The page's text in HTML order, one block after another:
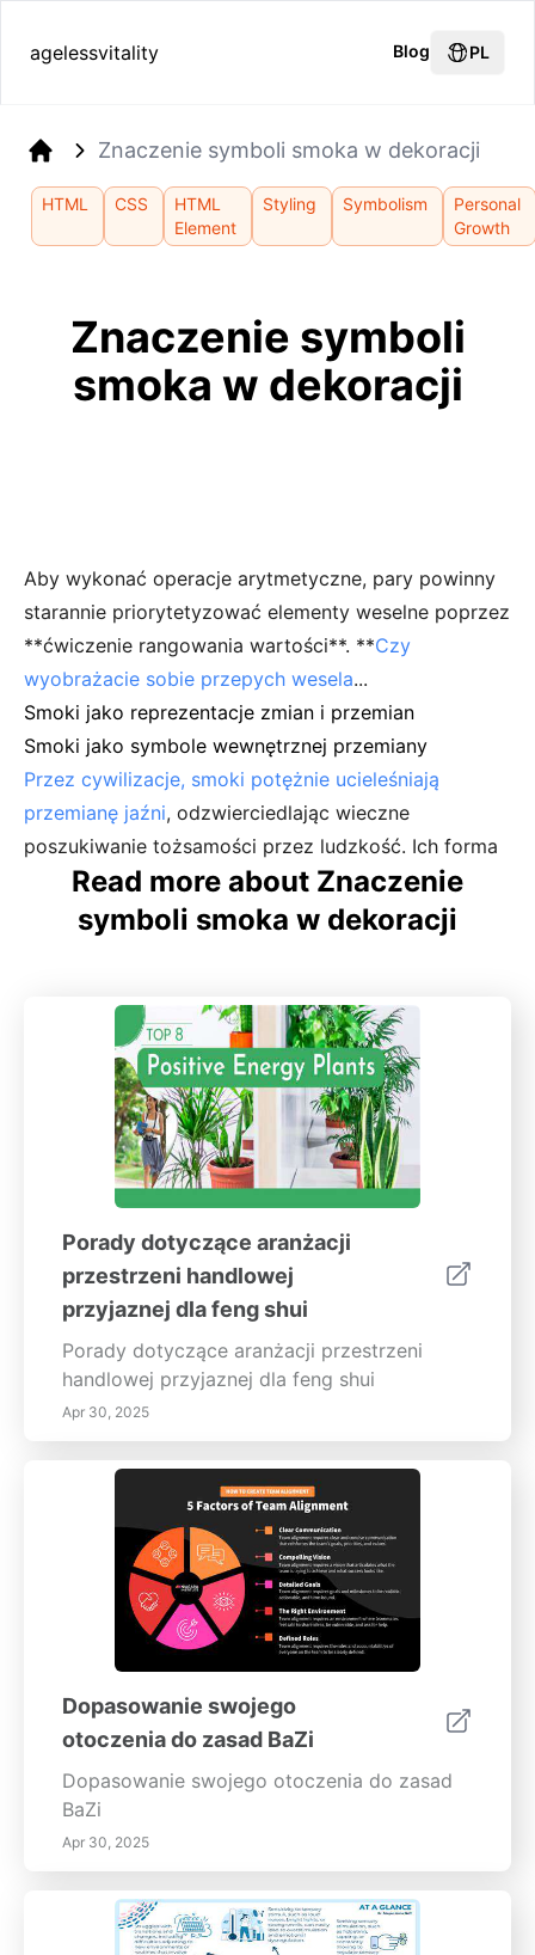
agelessvitality Blog PL
Znaczenie symboli smoka w dekoracji
HTML CSS
HTML
Element
Styling Symbolism
Personal
Growth
Znaczenie symboli
smoka w dekoracji
Aby wykonać operacje arytmetyczne, pary powinny
starannie priorytetyzować elementy weselne poprzez
**ćwiczenie rangowania wartości**. **Czy
wyobrażacie sobie przepych wesela...
Smoki jako reprezentacje zmian i przemian
Smoki jako symbole wewnętrznej przemiany
Przez cywilizacje, smoki potężnie ucieleśniają
przemianę jaźni, odzwierciedlając wieczne
poszukiwanie tożsamości przez ludzkość. Ich forma
Read more about Znaczenie
symboli smoka w dekoracji
Porady dotyczące aranżacji
przestrzeni handlowej
przyjaznej dla feng shui
Porady dotyczące aranżacji przestrzeni
handlowej przyjaznej dla feng shui
Apr 30, 2025
Dopasowanie swojego
otoczenia do zasad BaZi
Dopasowanie swojego otoczenia do zasad
BaZi
Apr 30, 2025